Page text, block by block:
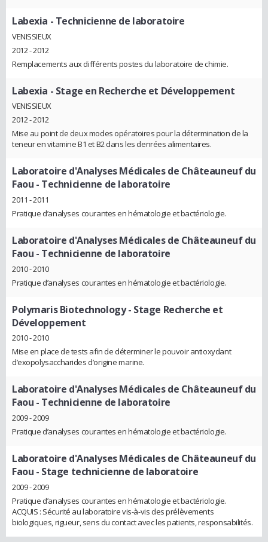
Labexia - Technicienne de laboratoire
VENISSIEUX
2012 - 2012
Remplacements aux différents postes du laboratoire de chimie.
Labexia - Stage en Recherche et Développement
VENISSIEUX
2012 - 2012
Mise au point de deux modes opératoires pour la détermination de la
teneur en vitamine B1 et B2 dans les denrées alimentaires.
Laboratoire d'Analyses Médicales de Châteauneuf du
Faou - Technicienne de laboratoire
2011 - 2011
Pratique d’analyses courantes en hématologie et bactériologie.
Laboratoire d'Analyses Médicales de Châteauneuf du
Faou - Technicienne de laboratoire
2010 - 2010
Pratique d’analyses courantes en hématologie et bactériologie.
Polymaris Biotechnology- Stage Recherche et
Développement
2010 - 2010
Mise en place de tests afin de déterminer le pouvoir antioxydant
d’exopolysaccharides d’origine marine.
Laboratoire d'Analyses Médicales de Châteauneuf du
Faou - Technicienne de laboratoire
2009 - 2009
Pratique d’analyses courantes en hématologie et bactériologie.
Laboratoire d'Analyses Médicales de Châteauneuf du
Faou - Stage technicienne de laboratoire
2009 - 2009
Pratique d’analyses courantes en hématologie et bactériologie.
ACQUIS : Sécurité au laboratoire vis-à-vis des prélèvements
biologiques, rigueur, sens du contact avec les patients, responsabilités.